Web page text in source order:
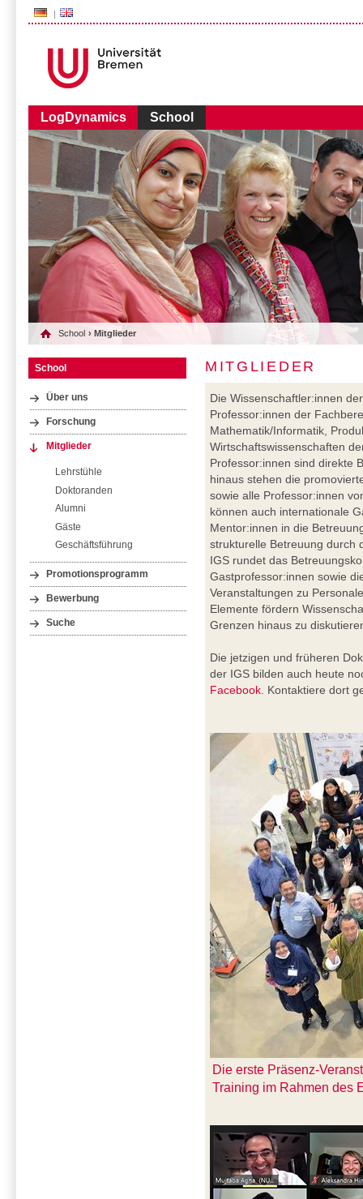
LogDynamics School
###AUDIENCE-BOX###
School › Mitglieder
School
Über uns
Forschung
Mitglieder
Lehrstühle
Doktoranden
Alumni
Gäste
Geschäftsführung
Promotionsprogramm
Bewerbung
Suche
MITGLIEDER
Die Wissenschaftler:innen
Professor:innen der
Mathematik/Informatik,
Wirtschaftswissenschaften
Professor:innen sind direkte
hinaus stehen die
sowie alle Professor:innen
können auch internationale
Mentor:innen in die
strukturelle Betreuung durch
IGS rundet das
Gastprofessor:innen sowie
Veranstaltungen zu
Elemente fördern
Grenzen hinaus zu
Die jetzigen und früheren
der IGS bilden auch heute
Facebook. Kontaktiere dort
Die erste Präsenz-
Training im Rahmen des